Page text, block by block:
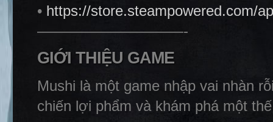
• https://store.steampowered.com/
——————————-
GIỚI THIỆU GAME
Mushi là một game nhập vai nhàn
chiến lợi phẩm và khám phá một